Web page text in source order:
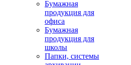
Бумажная
продукция для
офиса
Бумажная
продукция для
школы
Папки, системы